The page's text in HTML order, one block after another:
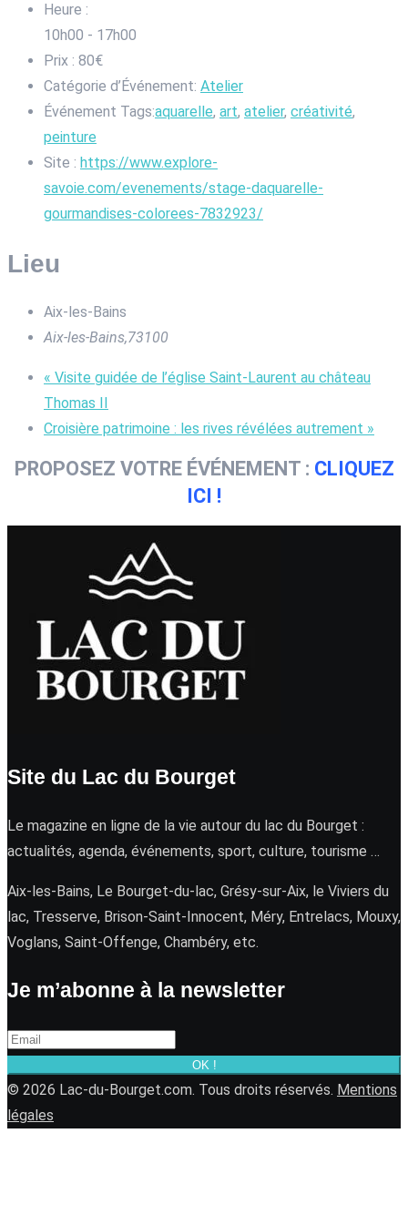
Heure :
10h00 - 17h00
Prix : 80€
Catégorie d’Événement: Atelier
Événement Tags:aquarelle, art, atelier, créativité,
peinture
Site : https://www.explore-
savoie.com/evenements/stage-daquarelle-
gourmandises-colorees-7832923/
Lieu
Aix-les-Bains
Aix-les-Bains,73100
« Visite guidée de l’église Saint-Laurent au château
Thomas II
Croisière patrimoine : les rives révélées autrement »
PROPOSEZ VOTRE ÉVÉNEMENT : CLIQUEZ
ICI !
Site du Lac du Bourget
Le magazine en ligne de la vie autour du lac du Bourget :
actualités, agenda, événements, sport, culture, tourisme …
Aix-les-Bains, Le Bourget-du-lac, Grésy-sur-Aix, le Viviers du
lac, Tresserve, Brison-Saint-Innocent, Méry, Entrelacs, Mouxy,
Voglans, Saint-Offenge, Chambéry, etc.
Je m’abonne à la newsletter
OK !
© 2026 Lac-du-Bourget.com. Tous droits réservés. Mentions
légales